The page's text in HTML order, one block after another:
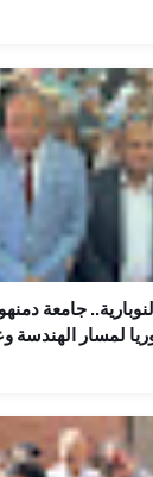
جامعة
لمسار